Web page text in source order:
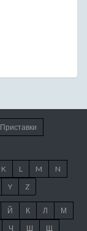
Приставки
K L M
N
Y Z
Й К Л
М
Ч Ш Щ